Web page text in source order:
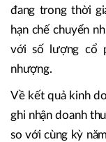
đang trong thời
hạn chế chuyển
với số lượng cổ
nhượng.
Về kết quả kinh
ghi nhận doanh
so với cùng kỳ